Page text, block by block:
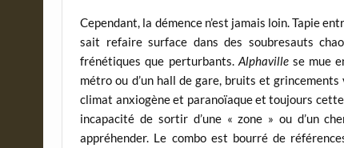
Cependant, la démence n’est jamais loin. Tapie
sait refaire surface dans des soubresauts
frénétiques que perturbants. Alphavillese mue
métro ou d’un hall de gare, bruits et grincements
climat anxiogène et paranoïaque et toujours
incapacité de sortir d’une « zone » ou d’un
appréhender. Le combo est bourré de